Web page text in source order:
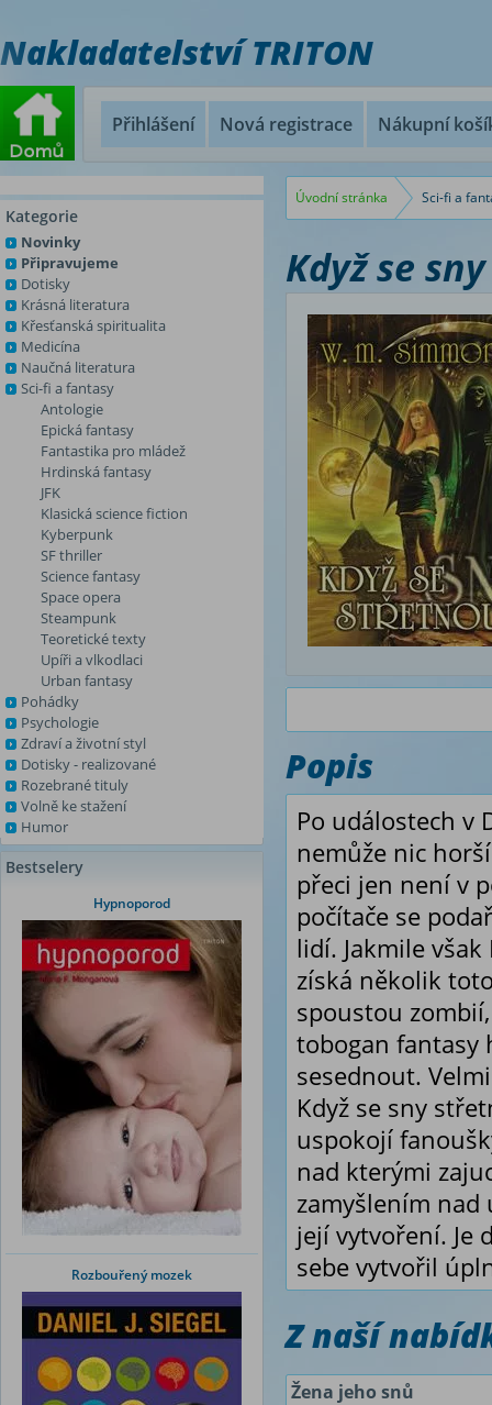
Nakladatelství TRITON
Přihlášení Nová registrace Nákupní
Kategorie
Novinky
Připravujeme
Dotisky
Krásná literatura
Křesťanská spiritualita
Medicína
Naučná literatura
Sci-fi a fantasy
Antologie
Epická fantasy
Fantastika pro mládež
Hrdinská fantasy
JFK
Klasická science fiction
Kyberpunk
SF thriller
Science fantasy
Space opera
Steampunk
Teoretické texty
Upíři a vlkodlaci
Urban fantasy
Pohádky
Psychologie
Zdraví a životní styl
Dotisky - realizované
Rozebrané tituly
Volně ke stažení
Humor
Bestselery
Hypnoporod
Rozbouřený mozek
Úvodní stránka Sci-fi a
Když se
Popis
Po událostech v
nemůže nic
přeci jen není v
počítače se
lidí. Jakmile
získá několik
spoustou
tobogan fantasy
sesednout.
Když se sny
uspokojí
nad kterými
zamyšlením
její vytvoření. Je
sebe vytvořil
Z naší
Žena jeho snů